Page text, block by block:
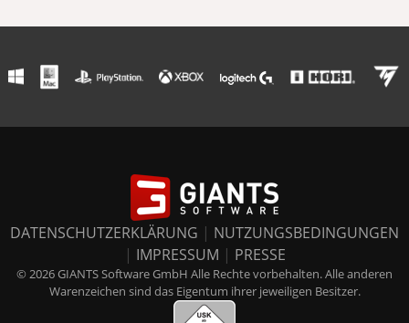
DATENSCHUTZERKLÄRUNG | NUTZUNGSBEDINGUNGEN
| IMPRESSUM | PRESSE
© 2026 GIANTS Software GmbH Alle Rechte vorbehalten. Alle anderen
Warenzeichen sind das Eigentum ihrer jeweiligen Besitzer.